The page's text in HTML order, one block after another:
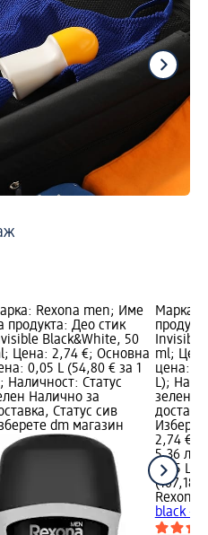
Rexona men; Име
продукта: Део стик
Black&White, 50
Цена: 2,74 €; Основна
0,05 L (54,80 € за 1
Наличност: Статус
Налично за
Статус сив
dm магазин
Марка:
Invisible
ml;
цена:
L);
зелен
2,74 €
5,36 лв.
0,05 L
(107,18
Rexona
black +